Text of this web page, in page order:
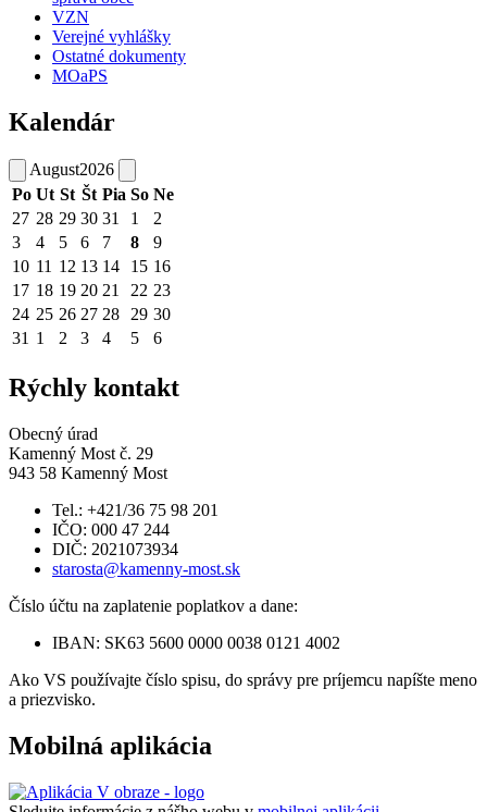
VZN
Verejné vyhlášky
Ostatné dokumenty
MOaPS
Kalendár
August2026
Po Ut St Št Pia So Ne
27 28 29 30 31 1
2
3
4 5 6 7 8
9
10 11 12 13 14 15 16
17 18 19 20 21 22 23
24 25 26 27 28 29 30
31 1 2 3 4 5 6
Rýchly kontakt
Obecný úrad
Kamenný Most č. 29
943 58 Kamenný Most
Tel.: +421/36 75 98 201
IČO: 000 47 244
DIČ: 2021073934
starosta@kamenny-most.sk
Číslo účtu na zaplatenie poplatkov a dane:
IBAN: SK63 5600 0000 0038 0121 4002
Ako VS používajte číslo spisu, do správy pre príjemcu napíšte meno
a priezvisko.
Mobilná aplikácia